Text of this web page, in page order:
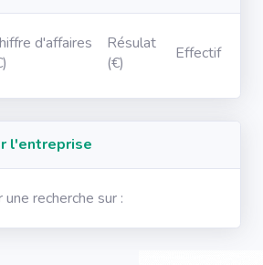
d'affaires
Résulat
(€)
Effectif
l'entreprise
une recherche sur :